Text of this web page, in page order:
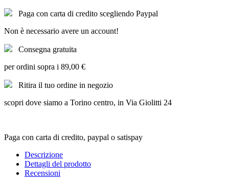
Paga con carta di credito scegliendo Paypal
Non è necessario avere un account!
Consegna gratuita
per ordini sopra i 89,00 €
Ritira il tuo ordine in negozio
scopri dove siamo a Torino centro, in Via Giolitti 24
Paga con carta di credito, paypal o satispay
Descrizione
Dettagli del prodotto
Recensioni